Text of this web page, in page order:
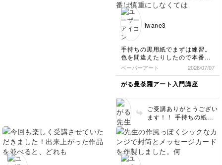
iwane3
手持ちの黒用紙でまずは練習。
色を間違えたりしたので本番は
慎重にしなくては。
ペーパーアート 2026/07/07
がる曼荼羅アート入門講座
ご受講ありがとうござい
ます！！ 手持ちの紙に
るん石が美しく輝いてま
す💚✨